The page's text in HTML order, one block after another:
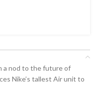
a nod to the future of
Nike’s tallest Air unit to